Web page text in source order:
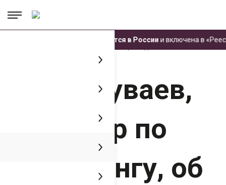
Техника ЧЕТРА производится в Россиии включена в
Денис Куваев, директор по
Денис Куваев,
директор по
маркетингу, об